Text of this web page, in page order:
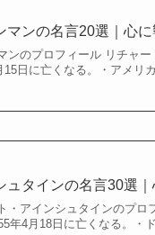
マンの名言20選｜心
ンのプロフィール リチャ
15日に亡くなる。・アメ
ュタインの名言30選
・アインシュタインのプロ
年4月18日に亡くなる。